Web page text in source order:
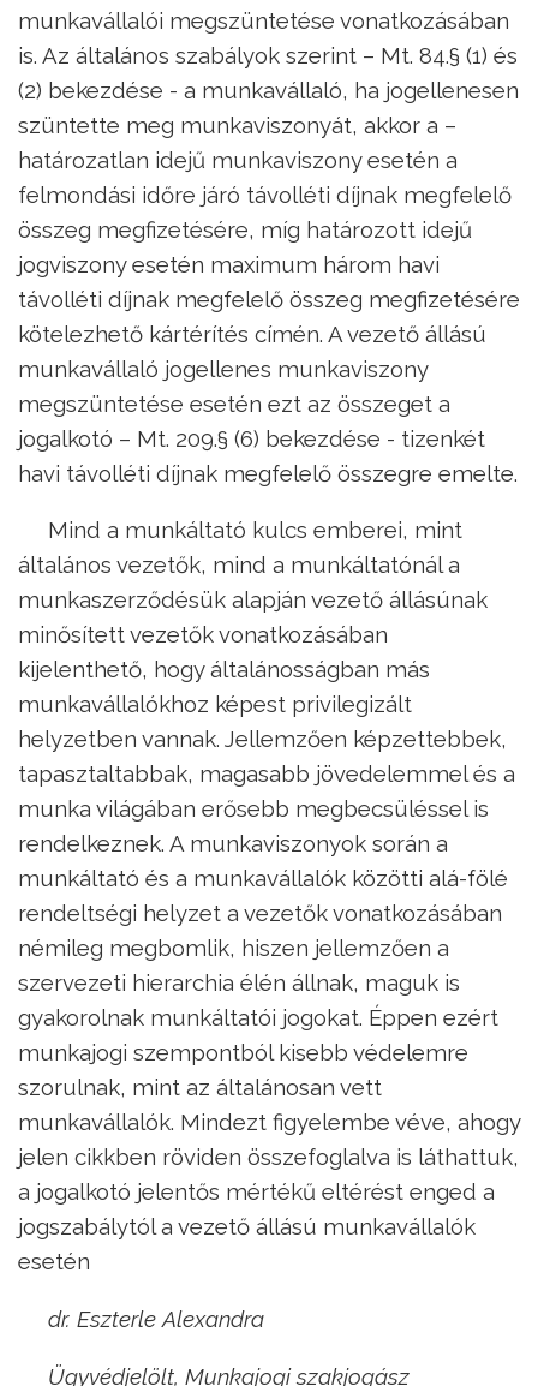
munkavállalói megszüntetése vonatkozásában
is. Az általános szabályok szerint – Mt. 84.§ (1) és
(2) bekezdése - a munkavállaló, ha jogellenesen
szüntette meg munkaviszonyát, akkor a –
határozatlan idejű munkaviszony esetén a
felmondási időre járó távolléti díjnak megfelelő
összeg megfizetésére, míg határozott idejű
jogviszony esetén maximum három havi
távolléti díjnak megfelelő összeg megfizetésére
kötelezhető kártérítés címén. A vezető állású
munkavállaló jogellenes munkaviszony
megszüntetése esetén ezt az összeget a
jogalkotó – Mt. 209.§ (6) bekezdése - tizenkét
havi távolléti díjnak megfelelő összegre emelte.
Mind a munkáltató kulcs emberei, mint
általános vezetők, mind a munkáltatónál a
munkaszerződésük alapján vezető állásúnak
minősített vezetők vonatkozásában
kijelenthető, hogy általánosságban más
munkavállalókhoz képest privilegizált
helyzetben vannak. Jellemzően képzettebbek,
tapasztaltabbak, magasabb jövedelemmel és a
munka világában erősebb megbecsüléssel is
rendelkeznek. A munkaviszonyok során a
munkáltató és a munkavállalók közötti alá-fölé
rendeltségi helyzet a vezetők vonatkozásában
némileg megbomlik, hiszen jellemzően a
szervezeti hierarchia élén állnak, maguk is
gyakorolnak munkáltatói jogokat. Éppen ezért
munkajogi szempontból kisebb védelemre
szorulnak, mint az általánosan vett
munkavállalók. Mindezt figyelembe véve, ahogy
jelen cikkben röviden összefoglalva is láthattuk,
a jogalkotó jelentős mértékű eltérést enged a
jogszabálytól a vezető állású munkavállalók
esetén
dr. Eszterle Alexandra
Ügyvédjelölt, Munkajogi szakjogász